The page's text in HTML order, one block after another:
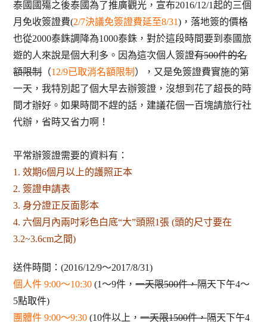
泰國國殤之後泰國為了推廣觀光，宣布2016/12/1起的三個
月免收簽證費(2/7決議免簽證費延至8/31)，落地簽的價格
也從2000泰銖調降為1000泰銖，對於這段時間要到泰國旅
遊的人來說是個大利多。因為這次個人簽證有500件的名
額限制（12/9已取消名額限制 ），又是免簽證費實施的第
一天，我特別起了個大早去辦簽證，沒想到花了超長的時
間才辦好。如果時間不趕的話，建議花個一百塊請旅行社
代辦，省時又省力啊！
平常辦簽證需要的資料有：
1. 效期6個月以上的護照正本
2. 簽證申請表
3. 身分證正反面影本
4. 六個月內兩吋彩色白底“大”頭照1張 (頭的尺寸要在
3.2~3.6cm之間)
送件時間：(2016/12/9～2017/8/31)
個人件 9:00～10:30 (1～9件，一天限500件，隔天下午4～
5點取件)
團體件 9:00～9:30 (10件以上，一天限1500件，隔天下午4